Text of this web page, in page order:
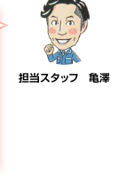
担当スタッフ 亀澤